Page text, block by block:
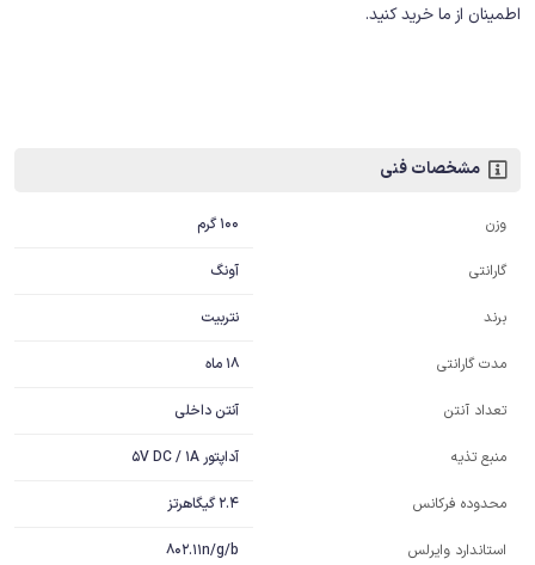
اطمینان از ما خرید کنید.
مشخصات فنی
وزن 100 گرم
گارانتی آونگ
برند نتربیت
مدت گارانتی 18 ماه
تعداد آنتن آنتن داخلی
منبع تذیه آداپتور 5V DC / 1A
محدوده فرکانس 2.4 گیگاهرتز
استاندارد وایرلس 802.11n/g/b